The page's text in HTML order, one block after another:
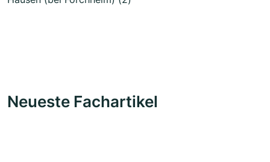
Neueste Fachartikel